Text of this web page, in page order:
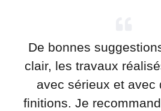
De bonnes
clair, les travaux
avec sérieux et avec
finitions. Je